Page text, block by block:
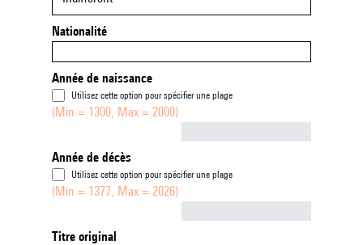
Nationalité
Année de naissance
Utilisez cette option pour spécifier une plage
(Min = 1300, Max = 2000)
Année de décès
Utilisez cette option pour spécifier une plage
(Min = 1377, Max = 2026)
Titre original